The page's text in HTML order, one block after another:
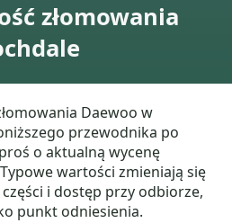
złomowania
Daewoo w
przewodnika po
o aktualną wycenę
wartości zmieniają się
i dostęp przy odbiorze,
punkt odniesienia.